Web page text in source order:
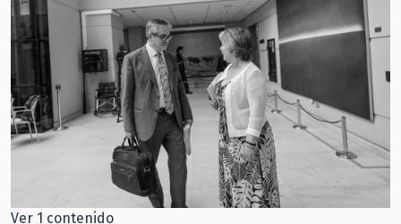
Ver 1 contenido